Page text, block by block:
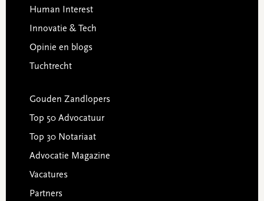
Human Interest
Innovatie & Tech
Opinie en blogs
Tuchtrecht
Gouden Zandlopers
Top 50 Advocatuur
Top 30 Notariaat
Advocatie Magazine
Vacatures
Partners